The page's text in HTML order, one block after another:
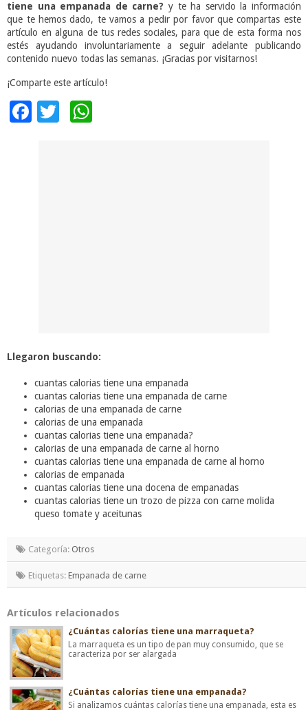
tiene una empanada de carne? y te ha servido la información
que te hemos dado, te vamos a pedir por favor que compartas este
artículo en alguna de tus redes sociales, para que de esta forma nos
estés ayudando involuntariamente a seguir adelante publicando
contenido nuevo todas las semanas. ¡Gracias por visitarnos!
¡Comparte este artículo!
Facebook
Twitter
Llegaron buscando:
cuantas calorias tiene una empanada
cuantas calorias tiene una empanada de carne
calorias de una empanada de carne
calorias de una empanada
cuantas calorias tiene una empanada?
calorias de una empanada de carne al horno
cuantas calorias tiene una empanada de carne al horno
calorias de empanada
cuantas calorias tiene una docena de empanadas
cuantas calorias tiene un trozo de pizza con carne molida
queso tomate y aceitunas
Categoría: Otros
Etiquetas:Empanada de carne
Artículos relacionados
¿Cuántas calorías tiene una marraqueta?
La marraqueta es un tipo de pan muy consumido, que se
caracteriza por ser alargada
¿Cuántas calorías tiene una empanada?
Si analizamos cuántas calorías tiene una empanada, esta es